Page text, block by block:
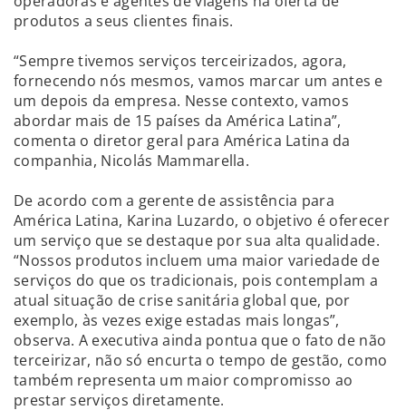
produtos a seus clientes finais.
“Sempre tivemos serviços terceirizados, agora,
fornecendo nós mesmos, vamos marcar um antes e
um depois da empresa. Nesse contexto, vamos
abordar mais de 15 países da América Latina”,
comenta o diretor geral para América Latina da
companhia, Nicolás Mammarella.
De acordo com a gerente de assistência para
América Latina, Karina Luzardo, o objetivo é oferecer
um serviço que se destaque por sua alta qualidade.
“Nossos produtos incluem uma maior variedade de
serviços do que os tradicionais, pois contemplam a
atual situação de crise sanitária global que, por
exemplo, às vezes exige estadas mais longas”,
observa. A executiva ainda pontua que o fato de não
terceirizar, não só encurta o tempo de gestão, como
também representa um maior compromisso ao
prestar serviços diretamente.